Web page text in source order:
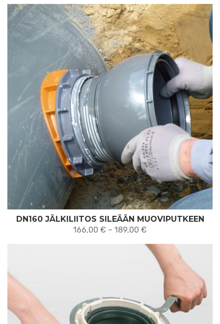
-
1 955,00 €
DN160 JÄLKILIITOS SILEÄÄN MUOVIPUTKEEN
166,00 € – 189,00 €
-
189,00 €